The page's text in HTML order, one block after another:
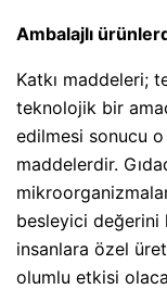
Ambalajlı
Katkı maddeleri;
teknolojik bir
edilmesi sonucu o
maddelerdir.
besleyici değerini
insanlara özel
olumlu etkisi